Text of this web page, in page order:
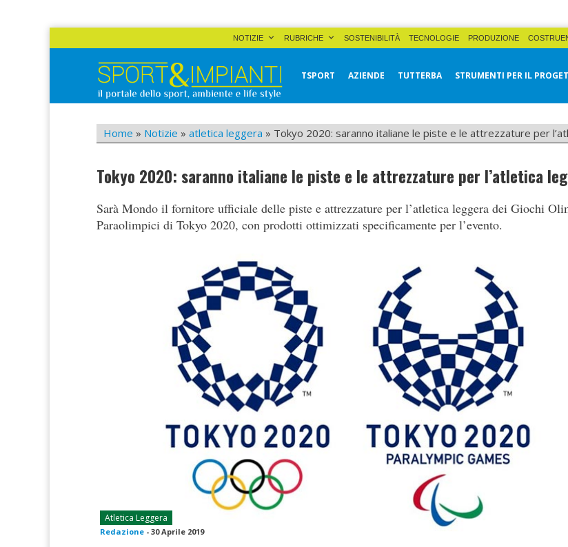
NOTIZIE RUBRICHE SOSTENIBILITÀ TECNOLOGIE PRODUZIONE
Sport&Impianti
TSPORT AZIENDE TUTTERBA STRUMENTI PER IL
Home » Notizie » atletica leggera » Tokyo 2020: saranno italiane le piste e le attrezzature per
Tokyo 2020: saranno italiane le piste e le attrezzature per l’atletica
Sarà Mondo il fornitore ufficiale delle piste e attrezzature per l’atletica leggera dei Giochi
Paraolimpici di Tokyo 2020, con prodotti ottimizzati specificamente per l’evento.
Atletica Leggera
Redazione - 30 Aprile 2019